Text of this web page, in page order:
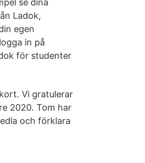
se dina
Ladok,
egen
in på
för studenter
Vi gratulerar
2020. Tom har
och förklara